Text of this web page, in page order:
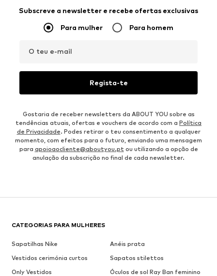
Subscreve a newsletter e recebe ofertas exclusivas
Para mulher Para homem
O teu e-mail
Regista-te
Gostaria de receber newsletters da ABOUT YOU sobre as
tendências atuais, ofertas e vouchers de acordo com a Política
de Privacidade. Podes retirar o teu consentimento a qualquer
momento, com efeitos para o futuro, enviando uma mensagem
para apoioaocliente@aboutyou.pt ou utilizando a opção de
anulação da subscrição no final de cada newsletter.
CATEGORIAS PARA MULHERES
Sapatilhas Nike
Anéis prata
Vestidos cerimónia curtos
Sapatos stilettos
Only Vestidos
Óculos de sol Ray Ban feminino